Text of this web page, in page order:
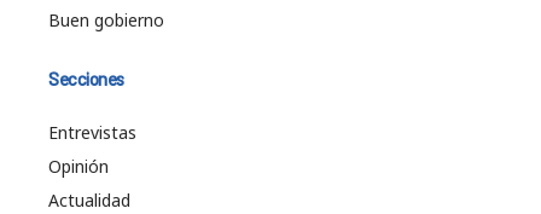
Buen gobierno
Secciones
Entrevistas
Opinión
Actualidad